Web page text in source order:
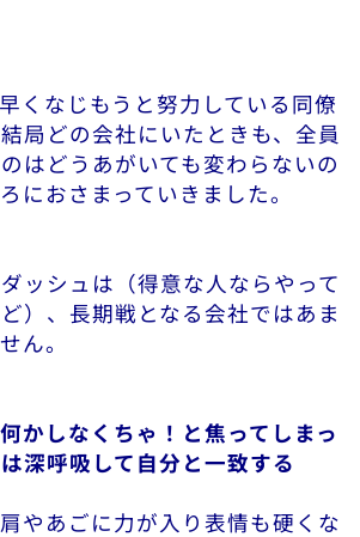
くなじもうと努力している同僚
局どの会社にいたときも、全員
はどうあがいても変わらないの
におさまっていきました。
ッシュは（得意な人ならやって
）、長期戦となる会社ではあま
ん。
かしなくちゃ！と焦ってしまっ
深呼吸して自分と一致する
やあごに力が入り表情も硬くな